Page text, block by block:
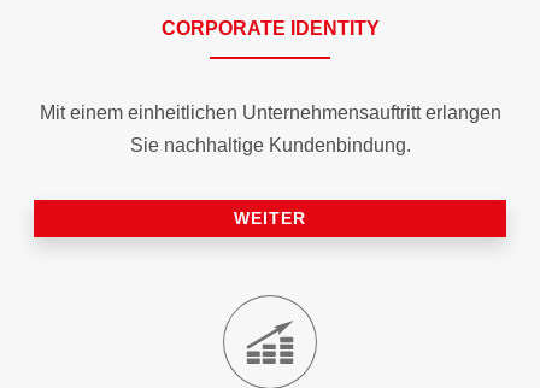
CORPORATE IDENTITY
Mit einem einheitlichen Unternehmensauftritt erlangen
Sie nachhaltige Kundenbindung.
WEITER